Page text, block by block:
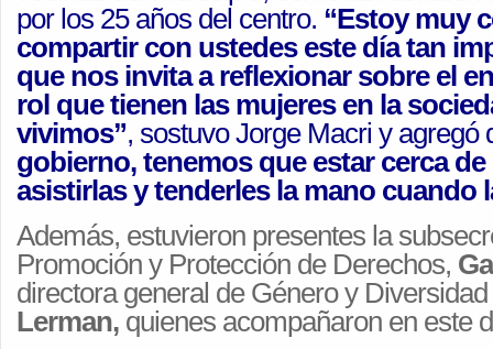
por los 25 años del centro. “Estoy muy
compartir con ustedes este día tan
que nos invita a reflexionar sobre el
rol que tienen las mujeres en la
vivimos”, sostuvo Jorge Macri y agregó
gobierno, tenemos que estar cerca
asistirlas y tenderles la mano cuando
Además, estuvieron presentes la
Promoción y Protección de Derechos,
directora general de Género y
Lerman, quienes acompañaron en este